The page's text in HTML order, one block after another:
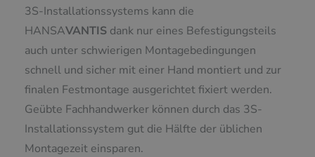
3S-Installationssystems kann die
HANSAVANTIS dank nur eines Befestigungsteils
auch unter schwierigen Montagebedingungen
schnell und sicher mit einer Hand montiert und zur
finalen Festmontage ausgerichtet fixiert werden.
Geübte Fachhandwerker können durch das 3S-
Installationssystem gut die Hälfte der üblichen
Montagezeit einsparen.